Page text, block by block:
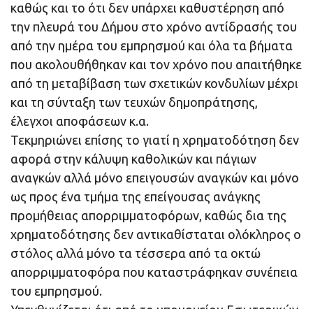
καθώς και το ότι δεν υπάρχει καθυστέρηση από
την πλευρά του Δήμου στο χρόνο αντίδρασής του
από την ημέρα του εμπρησμού και όλα τα βήματα
που ακολουθήθηκαν και τον χρόνο που απαιτήθηκε
από τη μεταβίβαση των σχετικών κονδυλίων μέχρι
και τη σύνταξη των τευχών δημοπράτησης,
έλεγχοι αποφάσεων κ.α.
Τεκμηριώνει επίσης το γιατί η χρηματοδότηση δεν
αφορά στην κάλυψη καθολικών και πάγιων
αναγκών αλλά μόνο επειγουσών αναγκών και μόνο
ως προς ένα τμήμα της επείγουσας ανάγκης
προμήθειας απορριμματοφόρων, καθώς δια της
χρηματοδότησης δεν αντικαθίσταται ολόκληρος ο
στόλος αλλά μόνο τα τέσσερα από τα οκτώ
απορριμματοφόρα που καταστράφηκαν συνέπεια
του εμπρησμού.